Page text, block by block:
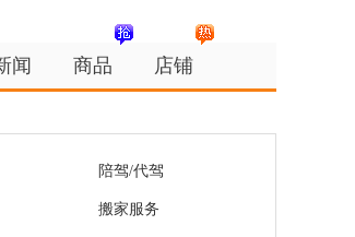
闻 商品 店铺
陪驾/代驾
搬家服务